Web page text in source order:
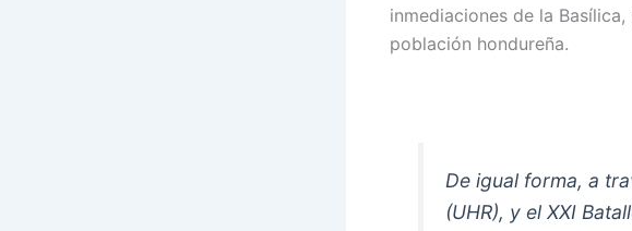
inmediaciones de la
población hondureña.
De igual forma, a
(UHR), y el XXI